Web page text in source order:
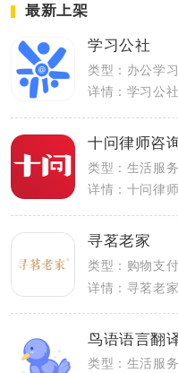
最新上架
学习公社
类型：办公学习
十问律师咨
类型：生活服务
寻茗老家
类型：购物支付
鸟语语言翻
类型：生活服务